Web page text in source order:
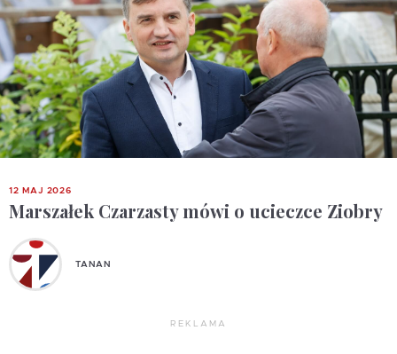
12 MAJ 2026
Marszałek Czarzasty mówi o ucieczce Ziobry
TANAN
REKLAMA